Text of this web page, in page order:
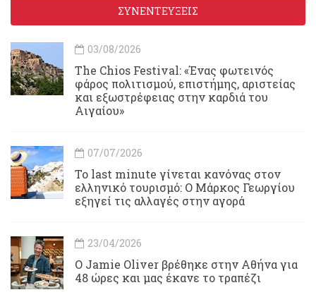
ΣΥΝΕΝΤΕΥΞΕΙΣ
03/08/2026
Τhe Chios Festival: «Ένας φωτεινός
φάρος πολιτισμού, επιστήμης, αριστείας
και εξωστρέφειας στην καρδιά του
Αιγαίου»
07/07/2026
Το last minute γίνεται κανόνας στον
ελληνικό τουρισμό: Ο Μάρκος Γεωργίου
εξηγεί τις αλλαγές στην αγορά
23/04/2026
Ο Jamie Oliver βρέθηκε στην Αθήνα για
48 ώρες και μας έκανε το τραπέζι